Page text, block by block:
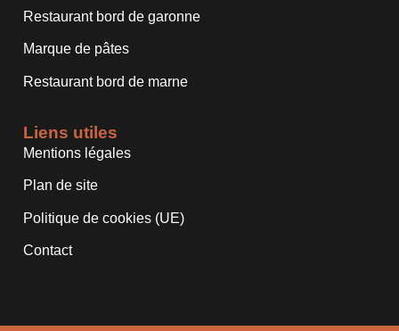
Restaurant bord de garonne
Marque de pâtes
Restaurant bord de marne
Liens utiles
Mentions légales
Plan de site
Politique de cookies (UE)
Contact